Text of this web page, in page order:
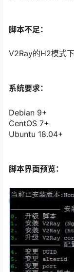
脚本不足：
V2Ray的H2模式
系统要求：
Debian 9+
CentOS 7+
Ubuntu 18.04+
脚本界面预览：